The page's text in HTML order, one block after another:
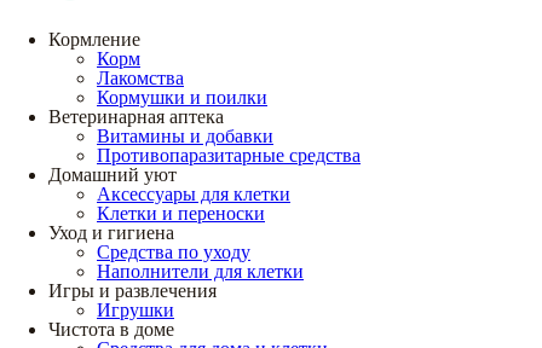
Кормление
Корм
Лакомства
Кормушки и поилки
Ветеринарная аптека
Витамины и добавки
Противопаразитарные средства
Домашний уют
Аксессуары для клетки
Клетки и переноски
Уход и гигиена
Средства по уходу
Наполнители для клетки
Игры и развлечения
Игрушки
Чистота в доме